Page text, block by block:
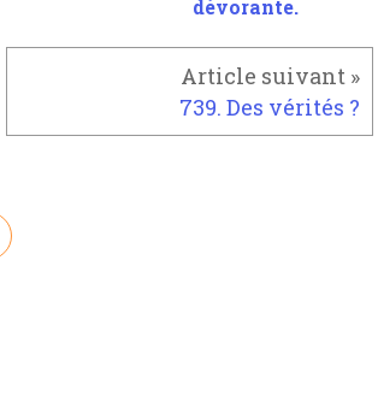
dévorante.
739. Des vérités ?